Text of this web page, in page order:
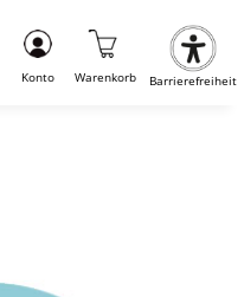
Konto Warenkorb Barrierefreiheit